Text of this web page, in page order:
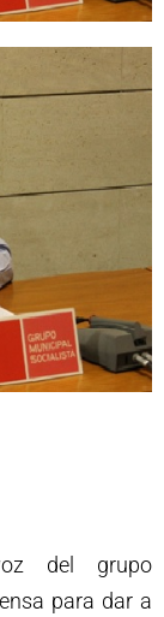
del grupo
para dar a